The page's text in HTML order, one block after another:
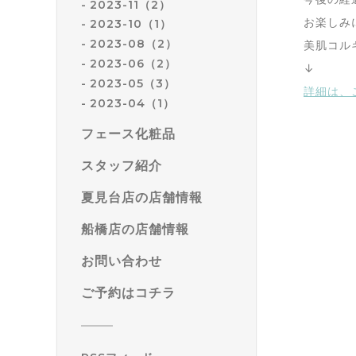
2023-11（2）
2023-10（1）
2023-08（2）
2023-06（2）
2023-05（3）
2023-04（1）
フェース化粧品
スタッフ紹介
夏見台店の店舗情報
船橋店の店舗情報
お問い合わせ
ご予約はコチラ
お楽しみ
美肌コル
↓
詳細は、